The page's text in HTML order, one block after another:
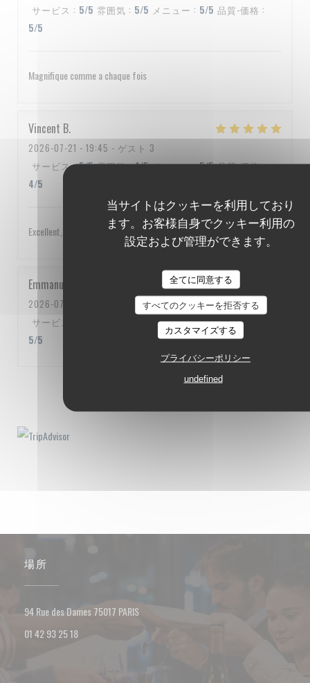
当サイトはクッキーを利用しており
ます。お客様自身でクッキー利用の
設定および管理ができます。
全てに同意する
すべてのクッキーを拒否する
カスタマイズする
プライバシーポリシー
undefined
サービス : 5/5 雰囲気 : 5/5 メニュー : 5/5 品質-価格 :
5/5
Magnifique comme a chaque fois
Vincent B
2026-07-21 - 19:45 - ゲスト 3
サービス: 5/5 雰囲気: 4/5 メニュー: 5/5 品質-価格:
4/5
Excellent, service impeccable, un peu cher quand même
Emmanuel
2026-07-10
- 20:00 - ゲスト 3
サービス
メニュー: 5/5 品質-価格
5/5
場所
94 Rue des Dames 75017 PARIS((新しいウィンドウで開きます))
01 42 93 25 18